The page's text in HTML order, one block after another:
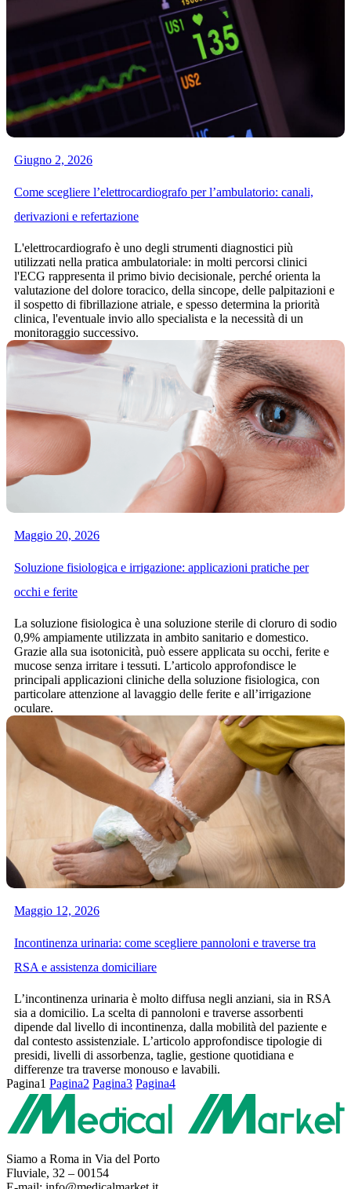
Giugno 2, 2026
Come scegliere l’elettrocardiografo per l’ambulatorio: canali,
derivazioni e refertazione
L'elettrocardiografo è uno degli strumenti diagnostici più
utilizzati nella pratica ambulatoriale: in molti percorsi clinici
l'ECG rappresenta il primo bivio decisionale, perché orienta la
valutazione del dolore toracico, della sincope, delle palpitazioni e
il sospetto di fibrillazione atriale, e spesso determina la priorità
clinica, l'eventuale invio allo specialista e la necessità di un
monitoraggio successivo.
Maggio 20, 2026
Soluzione fisiologica e irrigazione: applicazioni pratiche per
occhi e ferite
La soluzione fisiologica è una soluzione sterile di cloruro di sodio
0,9% ampiamente utilizzata in ambito sanitario e domestico.
Grazie alla sua isotonicità, può essere applicata su occhi, ferite e
mucose senza irritare i tessuti. L’articolo approfondisce le
principali applicazioni cliniche della soluzione fisiologica, con
particolare attenzione al lavaggio delle ferite e all’irrigazione
oculare.
Maggio 12, 2026
Incontinenza urinaria: come scegliere pannoloni e traverse tra
RSA e assistenza domiciliare
L’incontinenza urinaria è molto diffusa negli anziani, sia in RSA
sia a domicilio. La scelta di pannoloni e traverse assorbenti
dipende dal livello di incontinenza, dalla mobilità del paziente e
dal contesto assistenziale. L’articolo approfondisce tipologie di
presidi, livelli di assorbenza, taglie, gestione quotidiana e
differenze tra traverse monouso e lavabili.
Pagina1 Pagina2 Pagina3 Pagina4
Siamo a Roma in Via del Porto
Fluviale, 32 – 00154